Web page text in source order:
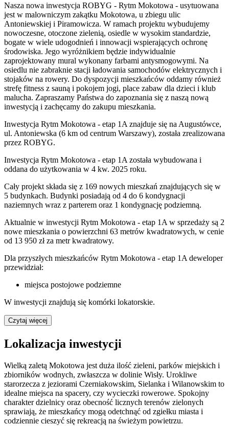
Nasza nowa inwestycja ROBYG - Rytm Mokotowa - usytuowana
jest w malowniczym zakątku Mokotowa, u zbiegu ulic
Antoniewskiej i Piramowicza. W ramach projektu wybudujemy
nowoczesne, otoczone zielenią, osiedle w wysokim standardzie,
bogate w wiele udogodnień i innowacji wspierających ochronę
środowiska. Jego wyróżnikiem będzie indywidualnie
zaprojektowany mural wykonany farbami antysmogowymi. Na
osiedlu nie zabraknie stacji ładowania samochodów elektrycznych i
stojaków na rowery. Do dyspozycji mieszkańców oddamy również
strefę fitness z sauną i pokojem jogi, place zabaw dla dzieci i klub
malucha. Zapraszamy Państwa do zapoznania się z naszą nową
inwestycją i zachęcamy do zakupu mieszkania.
Inwestycja Rytm Mokotowa - etap 1A znajduje się na Augustówce,
ul. Antoniewska (6 km od centrum Warszawy), została zrealizowana
przez ROBYG.
Inwestycja Rytm Mokotowa - etap 1A została wybudowana i
oddana do użytkowania w 4 kw. 2025 roku.
Cały projekt składa się z 169 nowych mieszkań znajdujących się w
5 budynkach. Budynki posiadają od 4 do 6 kondygnacji
naziemnych wraz z parterem oraz 1 kondygnację podziemną.
Aktualnie w inwestycji Rytm Mokotowa - etap 1A w sprzedaży są 2
nowe mieszkania o powierzchni 63 metrów kwadratowych, w cenie
od 13 950 zł za metr kwadratowy.
Dla przyszłych mieszkańców Rytm Mokotowa - etap 1A deweloper
przewidział:
miejsca postojowe podziemne
W inwestycji znajdują się komórki lokatorskie.
Czytaj więcej
Lokalizacja inwestycji
Wielką zaletą Mokotowa jest duża ilość zieleni, parków miejskich i
zbiorników wodnych, zwłaszcza w dolinie Wisły. Urokliwe
starorzecza z jeziorami Czerniakowskim, Sielanka i Wilanowskim to
idealne miejsca na spacery, czy wycieczki rowerowe. Spokojny
charakter dzielnicy oraz obecność licznych terenów zielonych
sprawiają, że mieszkańcy mogą odetchnąć od zgiełku miasta i
codziennie cieszyć się rekreacją na świeżym powietrzu.